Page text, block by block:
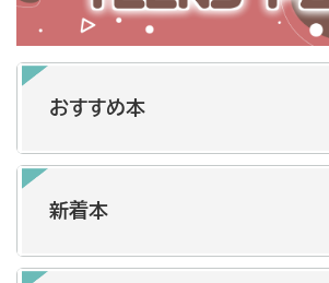
おすすめ本
新着本